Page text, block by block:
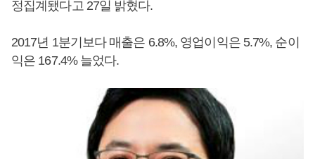
정집계됐다고 27일 밝혔다.
2017년 1분기보다 매출은 6.8%, 영업이익은 5.7%, 순이
익은 167.4% 늘었다.